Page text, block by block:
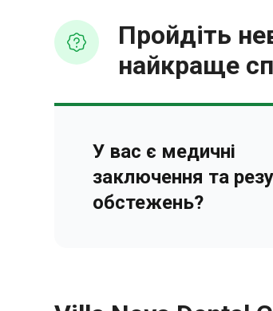
Пройдіть
найкраще
У вас є медичні
заключення та
обстежень?